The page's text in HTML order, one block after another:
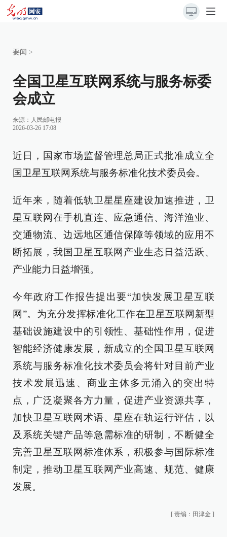
要闻 >
全国卫星互联网系统与服务标委
会成立
来源： 人民邮电报
2026-03-26 17:08
近日，国家市场监督管理总局正式批准成立全
国卫星互联网系统与服务标准化技术委员会。
近年来，随着低轨卫星星座建设加速推进，卫
星互联网在手机直连、应急通信、海洋渔业、
交通物流、边远地区通信保障等领域的应用不
断拓展，我国卫星互联网产业生态日益活跃、
产业能力日益增强。
今年政府工作报告提出要“加快发展卫星互联
网”。为充分发挥标准化工作在卫星互联网新型
基础设施建设中的引领性、基础性作用，促进
智能经济健康发展，新成立的全国卫星互联网
系统与服务标准化技术委员会将针对目前产业
技术发展迅速、商业主体多元涌入的突出特
点，广泛凝聚各方力量，促进产业资源共享，
加快卫星互联网术语、星座在轨运行评估，以
及系统关键产品等急需标准的研制，不断健全
完善卫星互联网标准体系，积极参与国际标准
制定，推动卫星互联网产业高速、规范、健康
发展。
[ 责编：田津金 ]